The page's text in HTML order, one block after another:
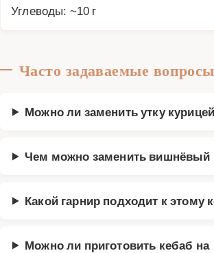
Углеводы: ~10 г
Часто задаваемые
Можно ли заменить утку
Чем можно заменить вишнёвый
Какой гарнир подходит к этому
Можно ли приготовить кебаб на